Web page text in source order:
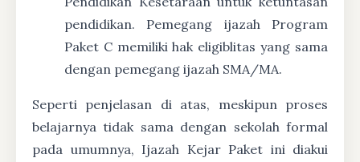
pendidikan. Pemegang ijazah Program
Paket C memiliki hak eligiblitas yang sama
dengan pemegang ijazah SMA/MA.
Seperti penjelasan di atas, meskipun proses
belajarnya tidak sama dengan sekolah formal
pada umumnya, Ijazah Kejar Paket ini diakui